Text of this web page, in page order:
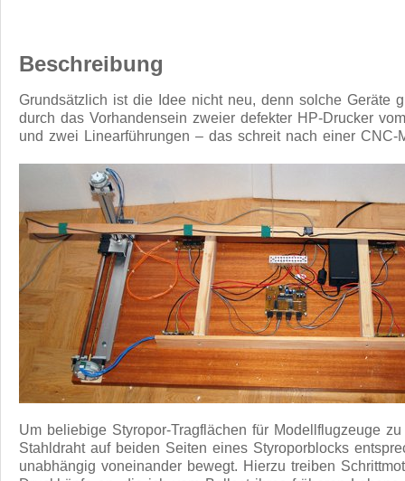
Beschreibung
Grundsätzlich ist die Idee nicht neu, denn solche Geräte
durch das Vorhandensein zweier defekter HP-Drucker
und zwei Linearführungen – das schreit nach einer CNC-
Um beliebige Styropor-Tragflächen für Modellflugzeuge
Stahldraht auf beiden Seiten eines Styroporblocks
unabhängig voneinander bewegt. Hierzu treiben